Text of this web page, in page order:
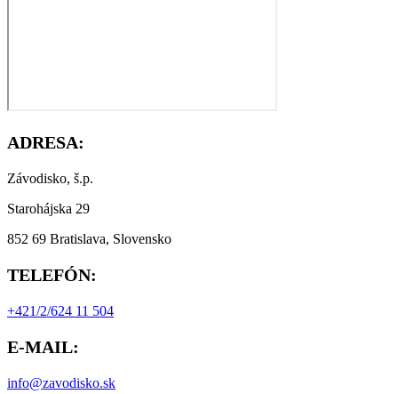
ADRESA:
Závodisko, š.p.
Starohájska 29
852 69 Bratislava, Slovensko
TELEFÓN:
+421/2/624 11 504
E-MAIL:
info@zavodisko.sk